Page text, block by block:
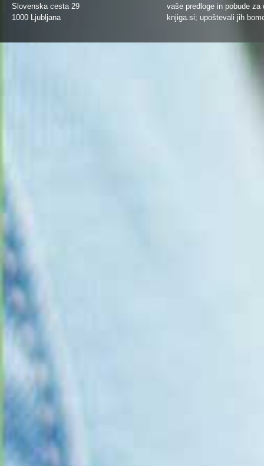
Slovenska cesta 29
1000 Ljubljana
vaše predloge in pobude
knjiga.si; upoštevali jih